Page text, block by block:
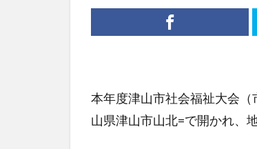
本年度津山市社会福祉大会
山県津山市山北=で開かれ、